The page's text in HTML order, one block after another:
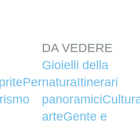
Per
DA VEDERE
Gioielli della
naturaItinerari
panoramici
arteGente e